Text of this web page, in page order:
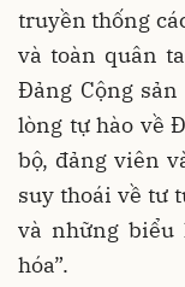
truyền thống
và toàn quân
Đảng Cộng
lòng tự hào về
bộ, đảng viên
suy thoái về tư
và những biểu
hóa”.